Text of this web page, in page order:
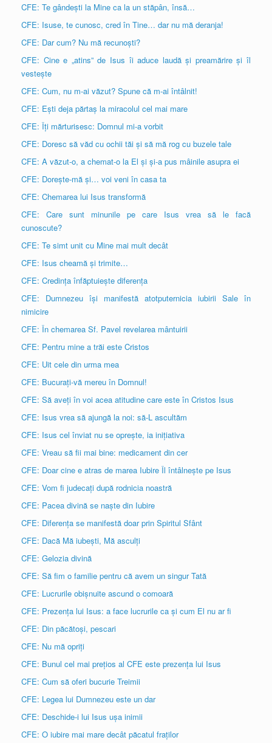
CFE: Te gândești la Mine ca la un stăpân, însă…
CFE: Isuse, te cunosc, cred în Tine… dar nu mă deranja!
CFE: Dar cum? Nu mă recunoști?
CFE: Cine e „atins” de Isus îi aduce laudă și preamărire și îl
vestește
CFE: Cum, nu m-ai văzut? Spune că m-ai întâlnit!
CFE: Ești deja părtaș la miracolul cel mai mare
CFE: Îți mărturisesc: Domnul mi-a vorbit
CFE: Doresc să văd cu ochii tăi și să mă rog cu buzele tale
CFE: A văzut-o, a chemat-o la El și și-a pus mâinile asupra ei
CFE: Dorește-mă și… voi veni în casa ta
CFE: Chemarea lui Isus transformă
CFE: Care sunt minunile pe care Isus vrea să le facă
cunoscute?
CFE: Te simt unit cu Mine mai mult decât
CFE: Isus cheamă și trimite…
CFE: Credința înfăptuiește diferența
CFE: Dumnezeu își manifestă atotputernicia iubirii Sale în
nimicire
CFE: În chemarea Sf. Pavel revelarea mântuirii
CFE: Pentru mine a trăi este Cristos
CFE: Uit cele din urma mea
CFE: Bucurați-vă mereu în Domnul!
CFE: Să aveți în voi acea atitudine care este în Cristos Isus
CFE: Isus vrea să ajungă la noi: să-L ascultăm
CFE: Isus cel înviat nu se oprește, ia inițiativa
CFE: Vreau să fii mai bine: medicament din cer
CFE: Doar cine e atras de marea Iubire Îl întâlnește pe Isus
CFE: Vom fi judecați după rodnicia noastră
CFE: Pacea divină se naște din Iubire
CFE: Diferența se manifestă doar prin Spiritul Sfânt
CFE: Dacă Mă iubești, Mă asculți
CFE: Gelozia divină
CFE: Să fim o familie pentru că avem un singur Tată
CFE: Lucrurile obișnuite ascund o comoară
CFE: Prezența lui Isus: a face lucrurile ca și cum El nu ar fi
CFE: Din păcătoși, pescari
CFE: Nu mă opriți
CFE: Bunul cel mai prețios al CFE este prezența lui Isus
CFE: Cum să oferi bucurie Treimii
CFE: Legea lui Dumnezeu este un dar
CFE: Deschide-i lui Isus ușa inimii
CFE: O iubire mai mare decât păcatul fraților